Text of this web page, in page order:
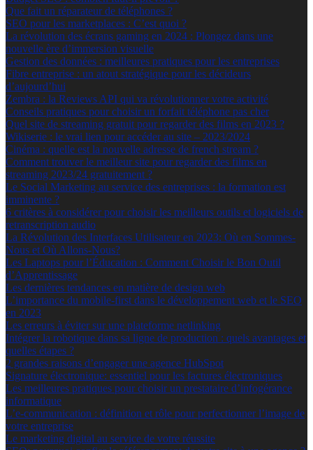
Que fait un réparateur de téléphones ?
SEO pour les marketplaces : C’est quoi ?
La révolution des écrans gaming en 2024 : Plongez dans une
nouvelle ère d’immersion visuelle
Gestion des données : meilleures pratiques pour les entreprises
Fibre entreprise : un atout stratégique pour les décideurs
d’aujourd’hui
Zembra : la Reviews API qui va révolutionner votre activité
Conseils pratiques pour choisir un forfait téléphone pas cher
Quel site de streaming gratuit pour regarder des films en 2023 ?
Wikiserie : le vrai lien pour accéder au site – 2023/2024
Cinéma : quelle est la nouvelle adresse de french stream ?
Comment trouver le meilleur site pour regarder des films en
streaming 2023/24 gratuitement ?
Le Social Marketing au service des entreprises : la formation est
imminente ?
6 critères à considérer pour choisir les meilleurs outils et logiciels de
retranscription audio
La Révolution des Interfaces Utilisateur en 2023: Où en Sommes-
Nous et Où Allons-Nous?
Les Laptops pour l’Éducation : Comment Choisir le Bon Outil
d’Apprentissage
Les dernières tendances en matière de design web
L’importance du mobile-first dans le développement web et le SEO
en 2023
Les erreurs à éviter sur une plateforme netlinking
Intégrer la robotique dans sa ligne de production : quels avantages et
quelles étapes ?
2 grandes raisons d’engager une agence HubSpot
Signature électronique: essentiel pour les factures électroniques
Les meilleures pratiques pour choisir un prestataire d’infogérance
informatique
L’e-communication : définition et rôle pour perfectionner l’image de
votre entreprise
Le marketing digital au service de votre réussite